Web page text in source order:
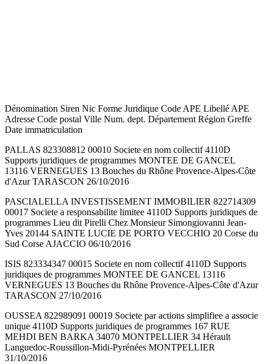
Dénomination Siren Nic Forme Juridique Code APE Libellé APE
Adresse Code postal Ville Num. dept. Département Région Greffe
Date immatriculation
PALLAS 823308812 00010 Societe en nom collectif 4110D
Supports juridiques de programmes MONTEE DE GANCEL
13116 VERNEGUES 13 Bouches du Rhône Provence-Alpes-Côte
d'Azur TARASCON 26/10/2016
PASCIALELLA INVESTISSEMENT IMMOBILIER 822714309
00017 Societe a responsabilite limitee 4110D Supports juridiques de
programmes Lieu dit Pirelli Chez Monsieur Simongiovanni Jean-
Yves 20144 SAINTE LUCIE DE PORTO VECCHIO 20 Corse du
Sud Corse AJACCIO 06/10/2016
ISIS 823334347 00015 Societe en nom collectif 4110D Supports
juridiques de programmes MONTEE DE GANCEL 13116
VERNEGUES 13 Bouches du Rhône Provence-Alpes-Côte d'Azur
TARASCON 27/10/2016
OUSSEA 822989091 00019 Societe par actions simplifiee a associe
unique 4110D Supports juridiques de programmes 167 RUE
MEHDI BEN BARKA 34070 MONTPELLIER 34 Hérault
Languedoc-Roussillon-Midi-Pyrénées MONTPELLIER
31/10/2016